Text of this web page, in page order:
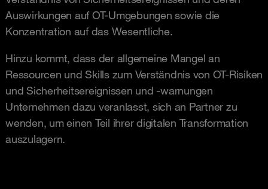
Auswirkungen auf OT-Umgebungen sowie die
Konzentration auf das Wesentliche.
Hinzu kommt, dass der allgemeine Mangel an
Ressourcen und Skills zum Verständnis von OT-Risiken
und Sicherheitsereignissen und -warnungen
Unternehmen dazu veranlasst, sich an Partner zu
wenden, um einen Teil ihrer digitalen Transformation
auszulagern.